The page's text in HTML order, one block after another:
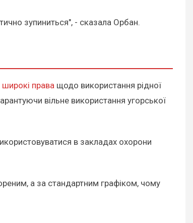
зупиниться", - сказала Орбан.
широкі права щодо використання рідної
вільне використання угорської
в закладах охорони
а за стандартним графіком, чому